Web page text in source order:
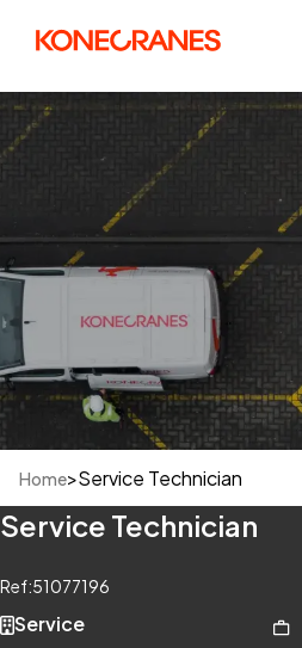
Home>Service Technician
Service Technician
Ref:51077196
Service